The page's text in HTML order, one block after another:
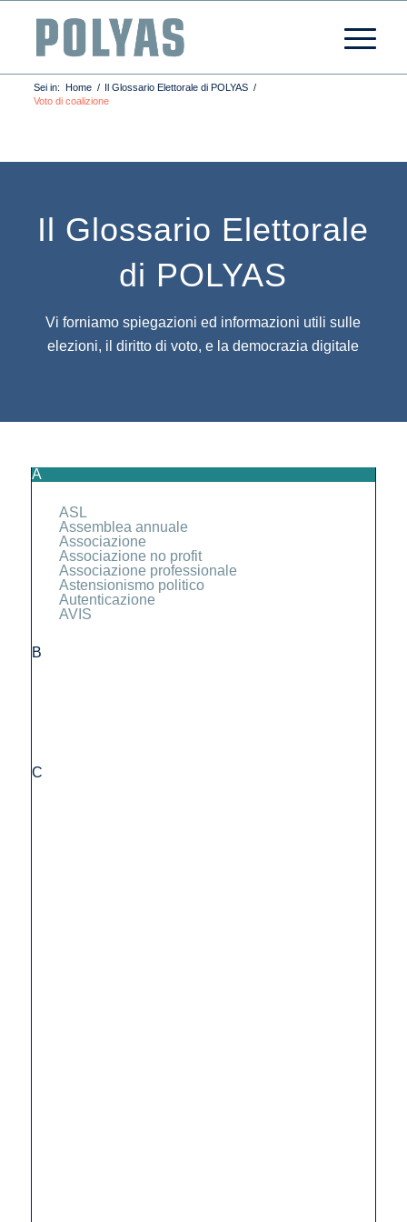
Sei in: Home / Il Glossario Elettorale di POLYAS /
Voto di coalizione
Il Glossario Elettorale
di POLYAS
Vi forniamo spiegazioni ed informazioni utili sulle
elezioni, il diritto di voto, e la democrazia digitale
A
ASL
Assemblea annuale
Associazione
Associazione no profit
Associazione professionale
Astensionismo politico
Autenticazione
AVIS
B
C